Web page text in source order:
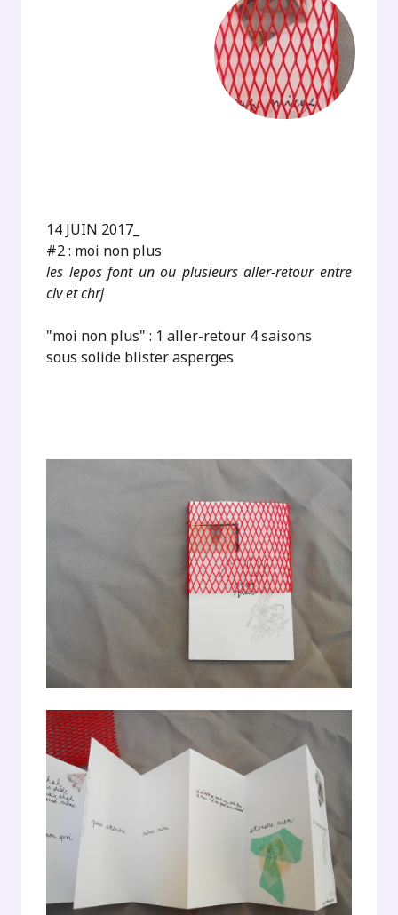
14 JUIN 2017_
#2 : moi non plus
les lepos font un ou plusieurs aller-retour entre
clv et chrj
"moi non plus" : 1 aller-retour 4 saisons
sous solide blister asperges